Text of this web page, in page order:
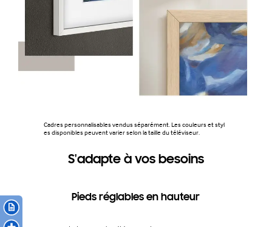
Cadres personnalisables vendus séparément. Les couleurs et styl
es disponibles peuvent varier selon la taille du téléviseur.
S'adapte à vos besoins
Pieds réglables en hauteur